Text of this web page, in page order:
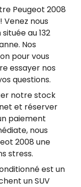
Peugeot 2008
Venez nous
au 132
Nos
pour vous
essayer nos
questions.
notre stock
et réserver
paiement
nous
2008 une
stress.
est un
un SUV